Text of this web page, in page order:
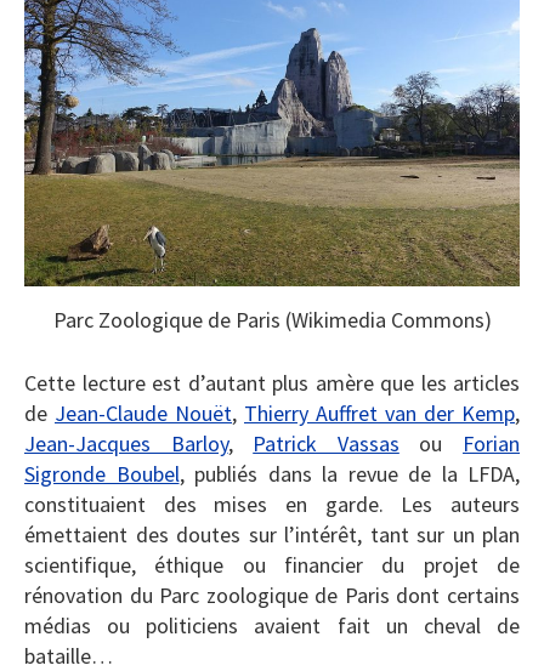
Parc Zoologique de Paris (Wikimedia Commons)
Cette lecture est d’autant plus amère que les articles
de Jean-Claude Nouët, Thierry Auffret van der Kemp,
Jean-Jacques Barloy, Patrick Vassas ou Forian
Sigronde Boubel, publiés dans la revue de la LFDA,
constituaient des mises en garde. Les auteurs
émettaient des doutes sur l’intérêt, tant sur un plan
scientifique, éthique ou financier du projet de
rénovation du Parc zoologique de Paris dont certains
médias ou politiciens avaient fait un cheval de
bataille…